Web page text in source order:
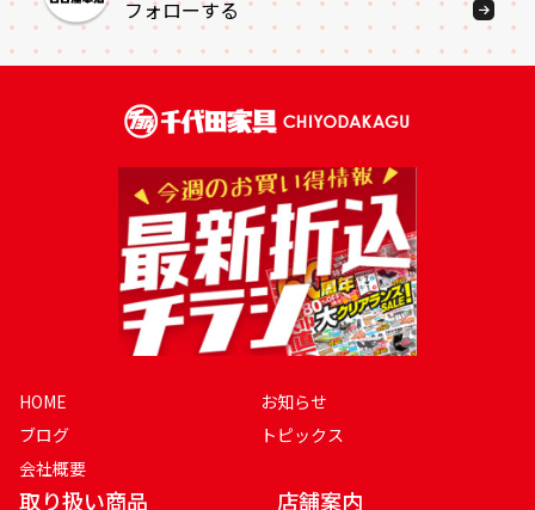
フォローする
HOME
お知らせ
ブログ
トピックス
会社概要
取り扱い商品 店舗案内